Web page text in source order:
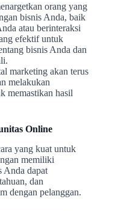
orang yang
bisnis Anda, baik
atau berinteraksi
efektif untuk
bisnis Anda dan
marketing akan terus
melakukan
memastikan hasil
Online
yang kuat untuk
memiliki
Anda dapat
dan
dengan pelanggan.